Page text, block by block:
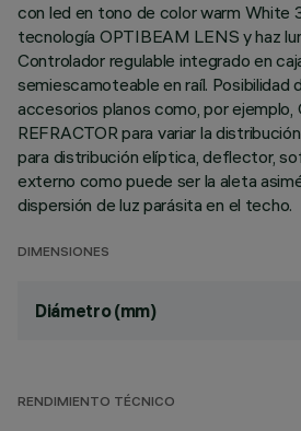
con led en tono de color warm White
tecnología OPTIBEAM LENS y haz
Controlador regulable integrado en
semiescamoteable en raíl. Posibilidad
accesorios planos como, por
REFRACTOR para variar la
para distribución elíptica, deflector,
externo como puede ser la aleta
dispersión de luz parásita en el techo.
DIMENSIONES
Diámetro (mm)
RENDIMIENTO TÉCNICO